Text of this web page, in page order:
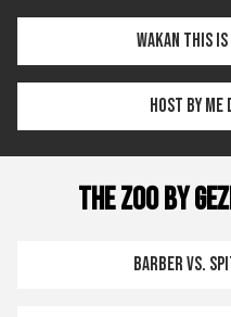
Wakan THIS IS
Host by Me
THE ZOO by
Barber vs.